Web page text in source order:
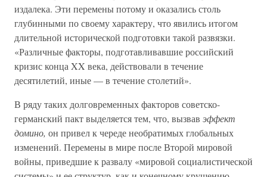
издалека. Эти перемены потому и оказались столь
глубинными по своему характеру, что явились итогом
длительной исторической подготовки такой развязки.
«Различные факторы, подготавливавшие российский
кризис конца XX века, действовали в течение
десятилетий, иные — в течение столетий».
В ряду таких долговременных факторов советско-
германский пакт выделяется тем, что, вызвав эффект
домино, он привел к череде необратимых глобальных
изменений. Перемены в мире после Второй мировой
войны, приведшие к развалу «мировой социалистической